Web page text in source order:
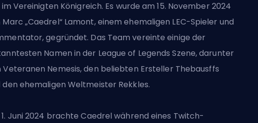
im Vereinigten Königreich. Es wurde am 15. November 2024
Marc „Caedrel“ Lamont, einem ehemaligen LEC-Spieler und
gegründet. Das Team vereinte einige der
Namen in der League of Legends Szene, darunter
Veteranen Nemesis, den beliebten Ersteller Thebausffs
den ehemaligen Weltmeister Rekkles.
Juni 2024 brachte Caedrel während eines Twitch-